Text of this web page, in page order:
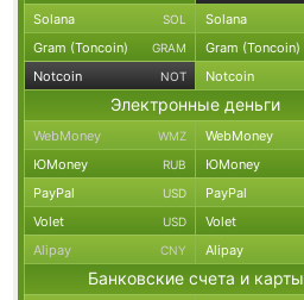
Solana SOL Solana
Gram (Toncoin) GRAM Gram (Toncoin)
Notcoin NOT Notcoin
Электронные деньги
WebMoney WMZ WebMoney
ЮMoney RUB ЮMoney
PayPal USD PayPal
Volet USD Volet
Alipay CNY Alipay
Банковские счета и карты